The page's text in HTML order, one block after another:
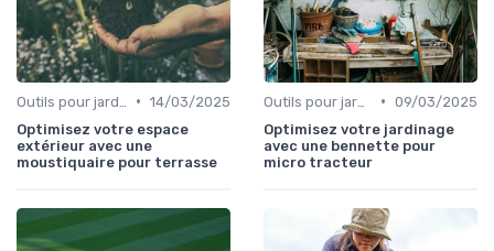
• 14/03/2025
Optimisez votre espace
extérieur avec une
moustiquaire pour terrasse
• 09/03/2025
Optimisez votre jardinage
avec une bennette pour
micro tracteur